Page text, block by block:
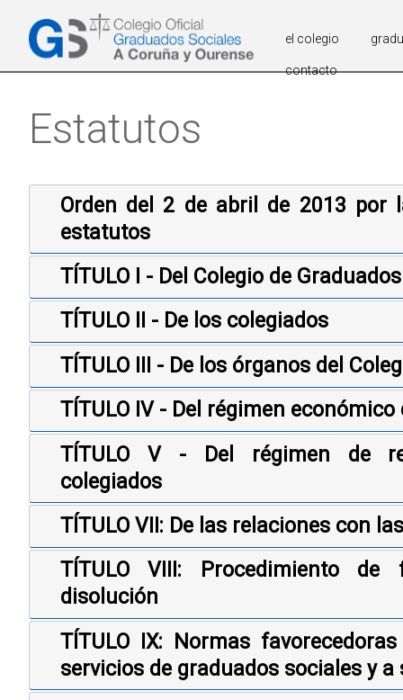
el colegio
contacto
Estatutos
Orden del 2 de abril de 2013 por
estatutos
TÍTULO I - Del Colegio de
TÍTULO II - De los colegiados
TÍTULO III - De los órganos del
TÍTULO IV - Del régimen económico
TÍTULO V - Del régimen de
colegiados
TÍTULO VII: De las relaciones con
TÍTULO VIII: Procedimiento de
disolución
TÍTULO IX: Normas
servicios de graduados sociales y a